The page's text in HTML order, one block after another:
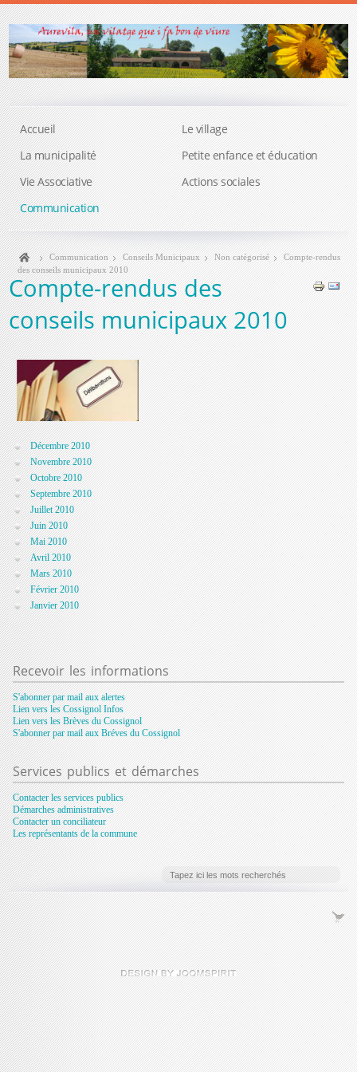
Accueil
Le village
La municipalité
Petite enfance et éducation
Vie Associative
Actions sociales
Communication
Communication Conseils Municipaux Non catégorisé
Compte-rendus
des conseils municipaux 2010
Compte-rendus des
conseils municipaux 2010
Décembre 2010
Novembre 2010
Octobre 2010
Septembre 2010
Juillet 2010
Juin 2010
Mai 2010
Avril 2010
Mars 2010
Février 2010
Janvier 2010
Recevoirles informations
S'abonner par mail aux alertes
Lien vers les Cossignol Infos
Lien vers les Brèves du Cossignol
S'abonner par mail aux Bréves du Cossignol
Servicespublics et démarches
Contacter les services publics
Démarches administratives
Contacter un conciliateur
Les représentants de la commune